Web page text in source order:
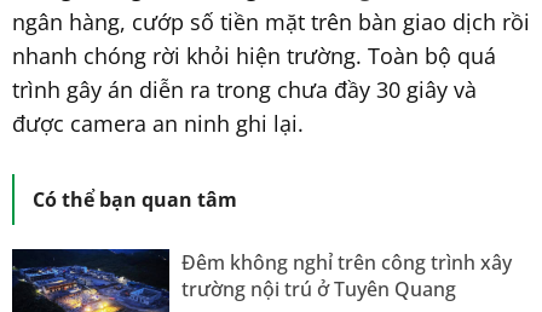
ngân hàng, cướp số tiền mặt trên bàn giao dịch rồi
nhanh chóng rời khỏi hiện trường. Toàn bộ quá
trình gây án diễn ra trong chưa đầy 30 giây và
được camera an ninh ghi lại.
Có thể bạn quan tâm
Đêm không nghỉ trên công trình xây
trường nội trú ở Tuyên Quang